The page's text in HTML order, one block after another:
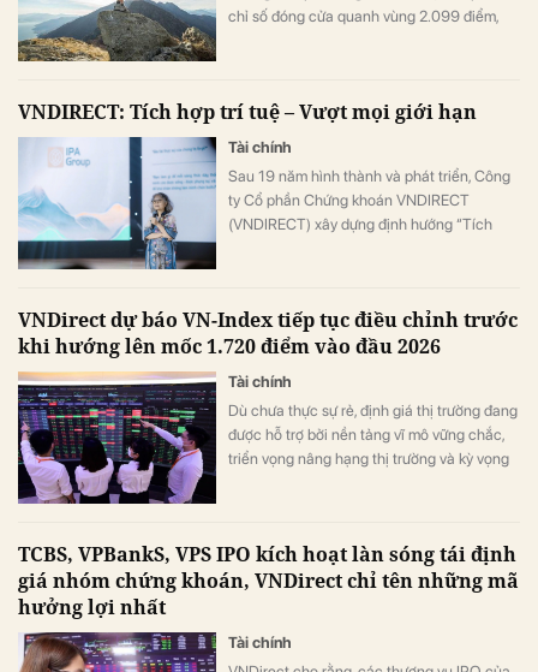
chỉ số đóng cửa quanh vùng 2.099 điểm,
VNDIRECT: Tích hợp trí tuệ – Vượt mọi giới hạn
Tài chính
Sau 19 năm hình thành và phát triển, Công
ty Cổ phần Chứng khoán VNDIRECT
(VNDIRECT) xây dựng định hướng “Tích
đoàn Đầu tư IPA (IPA Group), mang đến giải
pháp tài chính, tiêu dùng xanh và tương hỗ
VNDirect dự báo VN-Index tiếp tục điều chỉnh trước
khi hướng lên mốc 1.720 điểm vào đầu 2026
Tài chính
Dù chưa thực sự rẻ, định giá thị trường đang
được hỗ trợ bởi nền tảng vĩ mô vững chắc,
triển vọng nâng hạng thị trường và kỳ vọng
TCBS, VPBankS, VPS IPO kích hoạt làn sóng tái định
giá nhóm chứng khoán, VNDirect chỉ tên những mã
hưởng lợi nhất
Tài chính